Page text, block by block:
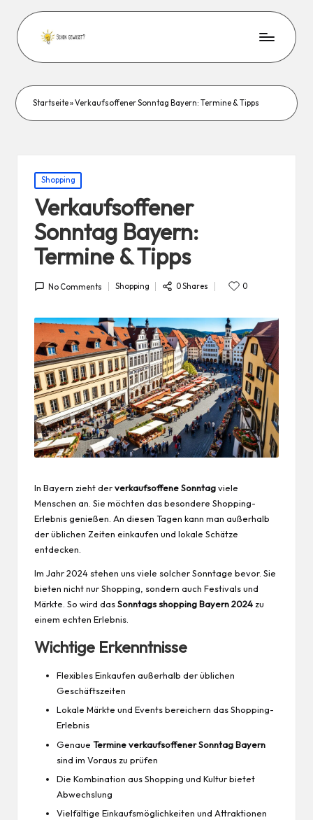
Startseite»Verkaufsoffener Sonntag Bayern: Termine & Tipps
Posted
in
Shopping
Verkaufsoffener
Sonntag Bayern:
Termine & Tipps
No Comments
Posted
Shopping 0 Shares 0
In Bayern zieht derverkaufsoffene Sonntagviele
Menschen an. Sie möchten das besondere Shopping-
Erlebnis genießen. An diesen Tagen kann man außerhalb
der üblichen Zeiten einkaufen und lokale Schätze
entdecken.
Im Jahr 2024 stehen uns viele solcher Sonntage bevor. Sie
bieten nicht nurShopping, sondern auch Festivals und
Märkte. So wird dasSonntags shopping Bayern 2024zu
einem echten Erlebnis.
Wichtige Erkenntnisse
Flexibles Einkaufen außerhalb der üblichen
Geschäftszeiten
Lokale Märkte und Events bereichern das Shopping-
Erlebnis
Genaue Termine verkaufsoffener Sonntag Bayern
sind im Voraus zu prüfen
Die Kombination aus Shopping und Kultur bietet
Abwechslung
Vielfältige Einkaufsmöglichkeiten und Attraktionen